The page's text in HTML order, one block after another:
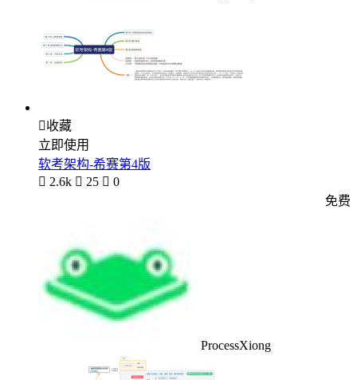
收藏
立即使用
软考架构-希赛第4版
 2.6k  25  0
ProcessXiong
免费